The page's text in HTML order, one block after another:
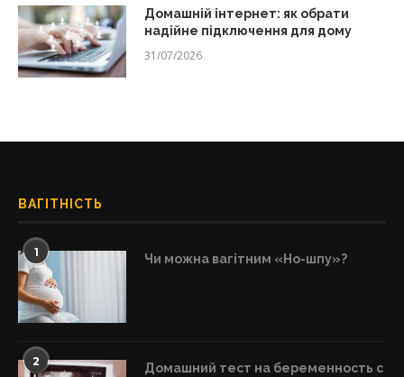
Домашній інтернет: як обрати
надійне підключення для дому
31/07/2026
ВАГІТНІСТЬ
1 Чи можна вагітним «Но-шпу»?
2
Домашний тест на беременность с